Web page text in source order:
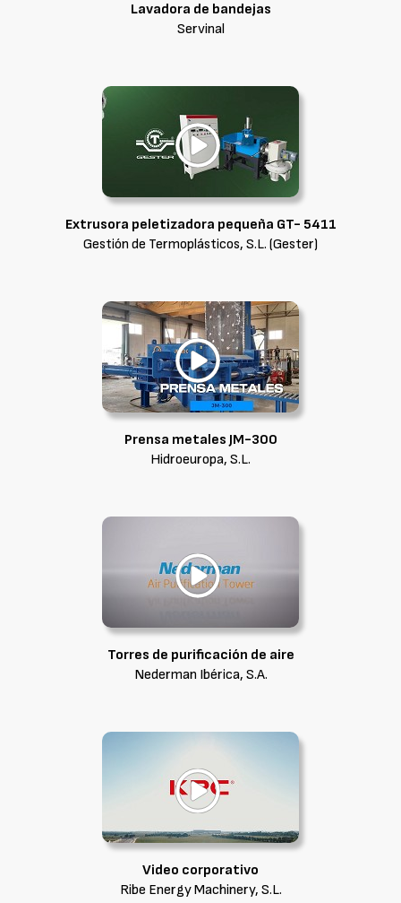
Lavadora de bandejas
Servinal
Extrusora peletizadora pequeña GT- 5411
Gestión de Termoplásticos, S.L. (Gester)
Prensa metales JM-300
Hidroeuropa, S.L.
Torres de purificación de aire
Nederman Ibérica, S.A.
Video corporativo
Ribe Energy Machinery, S.L.